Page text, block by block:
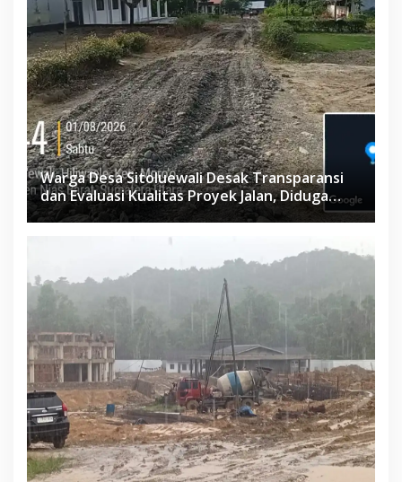
Warga Desa Sitoluewali Desak Transparansi
dan Evaluasi Kualitas Proyek Jalan, Diduga
Minim Informasi